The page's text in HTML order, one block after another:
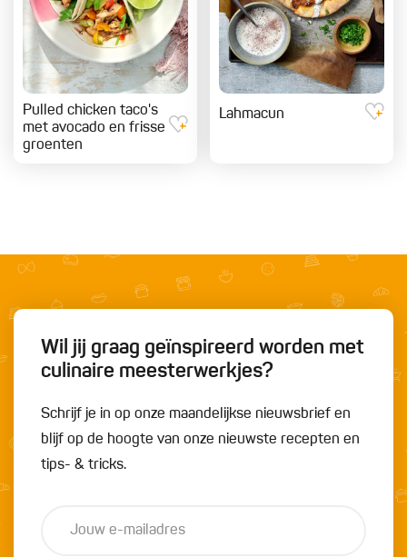
Pulled chicken taco's
met avocado en frisse
groenten
Lahmacun
Wil jij graag geïnspireerd worden met
culinaire meesterwerkjes?
Schrijf je in op onze maandelijkse nieuwsbrief en
blijf op de hoogte van onze nieuwste recepten en
tips- & tricks.